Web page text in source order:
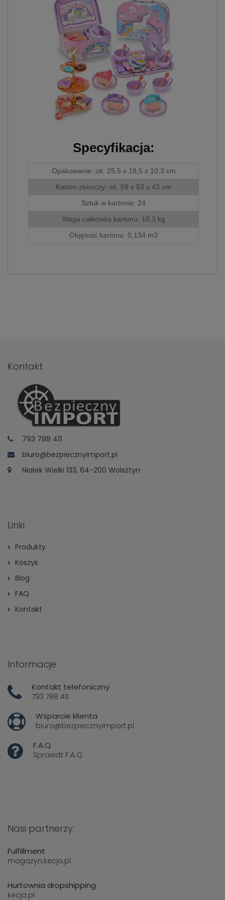
Specyfikacja:
Opakowanie: ok. 25,5 x 18,5 x 10,3 cm
Karton zbiorczy: ok. 59 x 53 x 43 cm
Sztuk w kartonie: 24
Waga całkowita kartonu: 18,3 kg
Objętość kartonu: 0,134 m3
Kontakt
793 788 411
biuro@bezpiecznyimport.pl
Niałek Wielki 133, 64-200 Wolsztyn
Linki
Produkty
Koszyk
Blog
FAQ
Kontakt
Informacje
Kontakt telefoniczny
793 788 411
Wsparcie klienta
biuro@bezpiecznyimport.pl
F.A.Q.
Sprawdź F.A.Q.
Nasi partnerzy:
Fulfillment
magazyn.kecja.pl
Hurtownia dropshipping
kecja.pl
skorzystania ze
zintegrowanych
funkcjonalności (np.
Facebook, LinkedIn,
YouTube). Każdy z
dostawców określa zasady
korzystania z plików
Cookies w swojej polityce
prywatności w związku z
czym nie mamy wpływu
na prowadzoną przez
dostawców politykę
prywatności oraz
Wszelkie pytania oraz
kierować od
wyznaczonego Inspektora
Ochrony Danych, pod
adres
lub nr telefonu+48 793
786 498.